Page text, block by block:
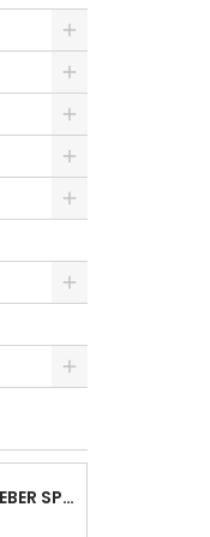
HINTERRADHEBER SPORT MIT KLAUEN-AUFNAHMEN